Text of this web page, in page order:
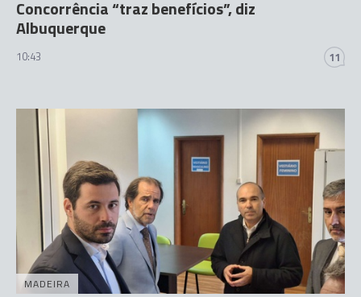
Concorrência “traz benefícios”, diz
Albuquerque
10:43 11
MADEIRA